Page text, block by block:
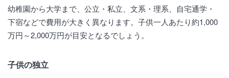
幼稚園から大学まで、公立・私立、文系・理系、自宅通学・
下宿などで費用が大きく異なります。子供一人あたり約1,000
万円～2,000万円が目安となるでしょう。
子供の独立